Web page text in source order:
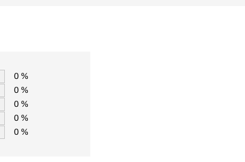
0 %
0 %
0 %
0 %
0 %